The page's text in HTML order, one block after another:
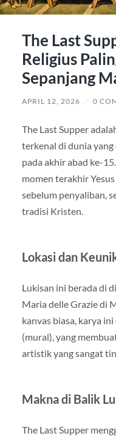
The Last
Religius
Sepanjang
APRIL 12, 2026 / 0
The Last Supper
terkenal di dunia
pada akhir abad ke-
momen terakhir
sebelum penyaliban,
tradisi Kristen.
Lokasi dan
Lukisan ini berada di
Maria delle Grazie di
kanvas biasa, karya
(mural), yang
artistik yang sangat
Makna di Balik
The Last Supper